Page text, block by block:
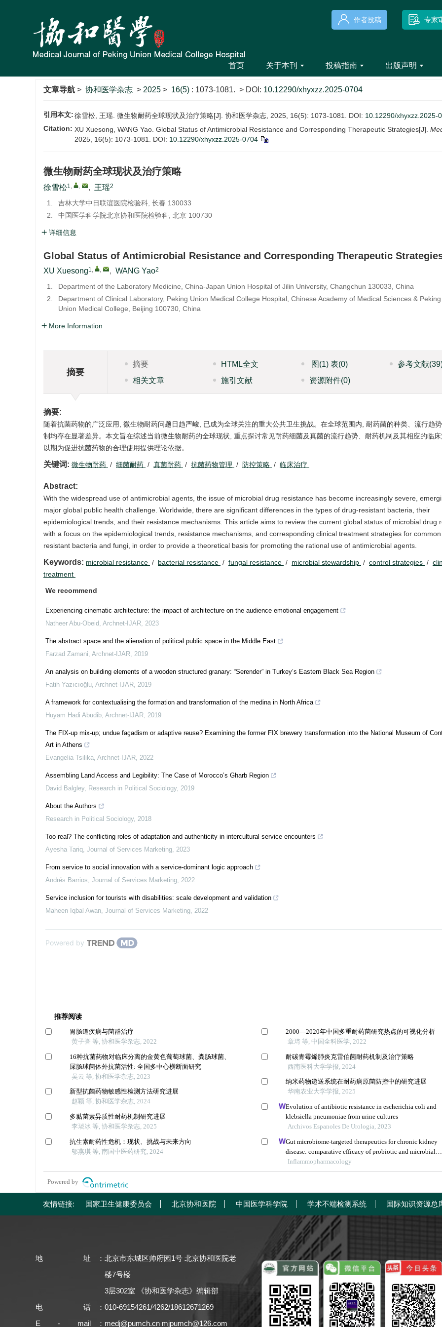
作者投稿 专家
首页 关于本刊 投稿指南 出版声明
文章导航 > 协和医学杂志 > 2025 > 16(5) : 1073-1081. > DOI: 10.12290/xhyxzz.2025-0704
引用本文:徐雪松, 王瑶. 微生物耐药全球现状及治疗策略[J]. 协和医学杂志, 2025, 16(5): 1073-1081. DOI: 10.12290/xhyxzz.2025-
Citation: XU Xuesong, WANG Yao. Global Status of Antimicrobial Resistance and Corresponding Therapeutic Strategies[J].
2025, 16(5): 1073-1081. DOI: 10.12290/xhyxzz.2025-0704
微生物耐药全球现状及治疗策略
徐雪松1, , , 王瑶2
1.
吉林大学中日联谊医院检验科, 长春 130033
2.
中国医学科学院北京协和医院检验科, 北京 100730
详细信息
Global Status of Antimicrobial Resistance and Corresponding Therapeutic
XU Xuesong1, , , WANG Yao2
1.
Department of the Laboratory Medicine, China-Japan Union Hospital of Jilin University, Changchun 130033, China
2.
Department of Clinical Laboratory, Peking Union Medical College Hospital, Chinese Academy of Medical Sciences & Peking
Union Medical College, Beijing 100730, China
More Information
摘要
摘要 HTML全文 图 (1) 表(0) 参考文献
相关文章
施引文献 资源附件(0)
摘要:
随着抗菌药物的广泛应用, 微生物耐药问题日趋严峻, 已成为全球关注的重大公共卫生挑战。在全球范围内, 耐药菌的种类、流行趋
制均存在显著差异。本文旨在综述当前微生物耐药的全球现状, 重点探讨常见耐药细菌及真菌的流行趋势、耐药机制及其相应的临床
以期为促进抗菌药物的合理使用提供理论依据。
关键词: 微生物耐药 / 细菌耐药 / 真菌耐药 / 抗菌药物管理 / 防控策略 / 临床治疗
Abstract:
With the widespread use of antimicrobial agents, the issue of microbial drug resistance has become increasingly severe,
major global public health challenge. Worldwide, there are significant differences in the types of drug-resistant bacteria, their
epidemiological trends, and their resistance mechanisms. This article aims to review the current global status of microbial drug
with a focus on the epidemiological trends, resistance mechanisms, and corresponding clinical treatment strategies for
resistant bacteria and fungi, in order to provide a theoretical basis for promoting the rational use of antimicrobial agents.
Keywords: microbial resistance / bacterial resistance / fungal resistance / microbial stewardship / control strategies /
treatment
We recommend
Experiencing cinematic architecture: the impact of architecture on the audience emotional engagement
Natheer Abu-Obeid, Archnet-IJAR, 2023
The abstract space and the alienation of political public space in the Middle East
Farzad Zamani, Archnet-IJAR, 2019
An analysis on building elements of a wooden structured granary: “Serender” in Turkey’s Eastern Black Sea Region
Fatih Yazıcıoğlu, Archnet-IJAR, 2019
A framework for contextualising the formation and transformation of the medina in North Africa
Huyam Hadi Abudib, Archnet-IJAR, 2019
The FIX-up mix-up; undue façadism or adaptive reuse? Examining the former FIX brewery transformation into the National Museum of
Art in Athens
Evangelia Tsilika, Archnet-IJAR, 2022
Assembling Land Access and Legibility: The Case of Morocco’s Gharb Region
David Balgley, Research in Political Sociology, 2019
About the Authors
Research in Political Sociology, 2018
Too real? The conflicting roles of adaptation and authenticity in intercultural service encounters
Ayesha Tariq, Journal of Services Marketing, 2023
From service to social innovation with a service-dominant logic approach
Andrés Barrios, Journal of Services Marketing, 2022
Service inclusion for tourists with disabilities: scale development and validation
Maheen Iqbal Awan, Journal of Services Marketing, 2022
Powered by
推荐阅读
胃肠道疾病与菌群治疗
黄子誉 等, 协和医学杂志, 2022
16种抗菌药物对临床分离的金黄色葡萄球菌、粪肠球菌、
屎肠球菌体外抗菌活性: 全国多中心横断面研究
吴云 等, 协和医学杂志, 2023
新型抗菌药物敏感性检测方法研究进展
赵颖 等, 协和医学杂志, 2024
多黏菌素异质性耐药机制研究进展
李琰冰 等, 协和医学杂志, 2025
抗生素耐药性危机：现状、挑战与未来方向
邬燕琪 等, 南国中医药研究, 2024
2000—2020年中国多重耐药菌研究热点的可视化分析
章琦 等, 中国全科医学, 2022
耐碳青霉烯肺炎克雷伯菌耐药机制及治疗策略
西南医科大学学报, 2024
纳米药物递送系统在耐药病原菌防控中的研究进展
华南农业大学学报, 2025
Evolution of antibiotic resistance in escherichia coli and
klebsiella pneumoniae from urine cultures
Archivos Espanoles De Urologia, 2023
Gut microbiome-targeted therapeutics for chronic kidney
disease: comparative efficacy of probiotic and microbial
preparations
Inflammopharmacology
Powered by
友情链接: 国家卫生健康委员会 北京协和医院 中国医学科学院 学术不端检测系统 国际知识资源总
地址 ： 北京市东城区帅府园1号 北京协和医院老
楼7号楼
3层302室 《协和医学杂志》编辑部
电话
： 010-69154261/4262/18612671269
E - mail
： medj@pumch.cn mjpumch@126.com